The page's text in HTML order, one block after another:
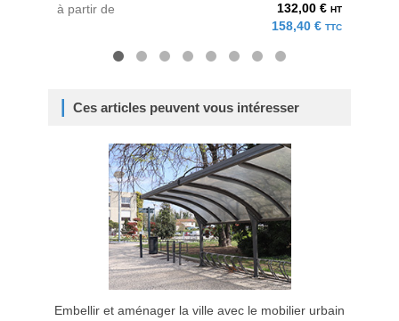
à partir de 132,00 € HT
158,40 € TTC
Ces articles peuvent vous intéresser
Embellir et aménager la ville avec le mobilier urbain